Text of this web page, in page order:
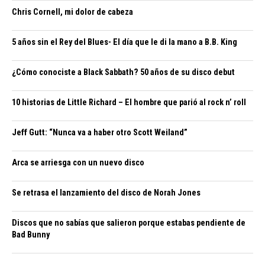
Chris Cornell, mi dolor de cabeza
5 años sin el Rey del Blues- El día que le di la mano a B.B. King
¿Cómo conociste a Black Sabbath? 50 años de su disco debut
10 historias de Little Richard – El hombre que parió al rock n’ roll
Jeff Gutt: “Nunca va a haber otro Scott Weiland”
Arca se arriesga con un nuevo disco
Se retrasa el lanzamiento del disco de Norah Jones
Discos que no sabías que salieron porque estabas pendiente de
Bad Bunny